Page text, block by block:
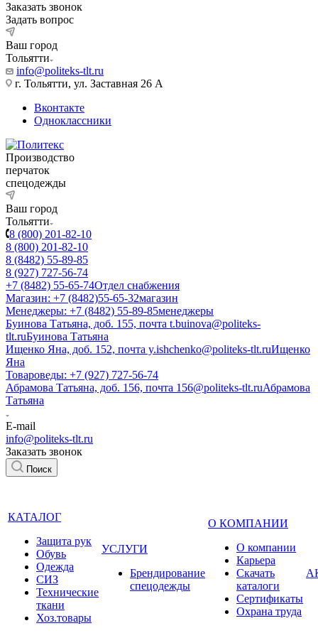
Заказать звонок
Задать вопрос
Ваш город
Тольятти
info@politeks-tlt.ru
г. Тольятти, ул. Заставная 26 А
Вконтакте
Одноклассники
Производство
перчаток
спецодежды
Ваш город
Тольятти
8 (800) 201-82-10
8 (800) 201-82-10
8 (8482) 55-89-85
8 (927) 727-56-74
+7 (8482) 55-65-74Отдел снабжения
Магазин: +7 (8482)55-65-32магазин
Менеджеры: +7 (8482) 55-89-85менеджеры
Буинова Татьяна, доб. 155, почта t.buinova@politeks-
tlt.ruБуинова Татьяна
Ищенко Яна, доб. 152, почта y.ishchenko@politeks-tlt.ruИщенко
Яна
Товароведы: +7 (927) 727-56-74
Абрамова Татьяна, доб. 156, почта 156@politeks-tlt.ruАбрамова
Татьяна
E-mail
info@politeks-tlt.ru
Заказать звонок
Поиск
КАТАЛОГ
Защита рук
Обувь
Одежда
СИЗ
Технические
ткани
Хоз.товары
УСЛУГИ
Брендирование
спецодежды
О КОМПАНИИ
О компании
Карьера
Cкачать
каталоги
Сертификаты
Охрана труда